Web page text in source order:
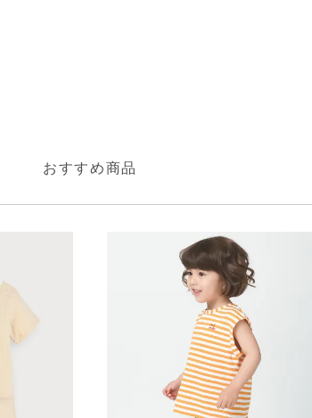
おすすめ商品